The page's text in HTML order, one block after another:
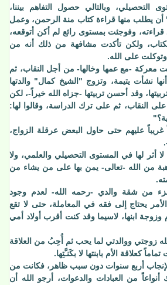
وبالتالي حصول التفاهم بيننا،
يطلب منها قراءة كتاب منة الرحمن، وعمل
وفوجئت بمستوى رائع لم أكن أتوقعه،
ولكن تأكدت مشافهة من ذلك أنه من
وتوكلت على الله.
معركة -مع عمها وخالها- من أجل النقاب، ثم
نشأت يتيمة، وتزوج "الشيخ كمال" والدتها
وقد أحسن تربيتها -جزاه الله خيراً-، لكن
النقاب، ثم على ترك الدراسة، وقالوا لها:
عليهم حتى حاول البعض عرقلة الزواج،
أثر لها في المستوى التحصيلي والعلمي، ولا
هبة من الله -تعالى- يمن بها على من يشاء من
من شقة والدي -رحمه الله- لعدم وجود
يحتاج إلى فقه في المعاملة، حتى لا تقع
وزوجة ابنها، لاسيما وقد كنت أقرب أولاد أمي
زوجتي ووالدتي لما يحب ثم أُحِبُ من العلاقة
كعلاقة الأم بابنتها لا بكَنـَّتِها.
الإنجاب أربع سنوات دون سبب ظاهر، فكانت من
أنواعاً من العبادات والدعوات، أرجو الله أن